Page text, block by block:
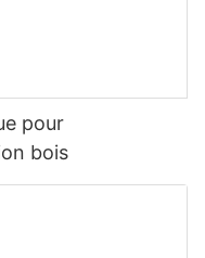
pour
bois